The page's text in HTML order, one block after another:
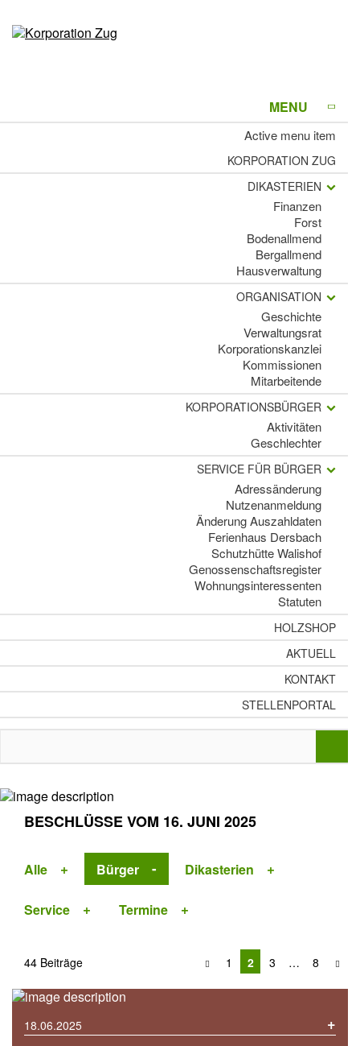
MENU
Active menu item
KORPORATION ZUG
DIKASTERIEN
Finanzen
Forst
Bodenallmend
Bergallmend
Hausverwaltung
ORGANISATION
Geschichte
Verwaltungsrat
Korporationskanzlei
Kommissionen
Mitarbeitende
KORPORATIONSBÜRGER
Aktivitäten
Geschlechter
SERVICE FÜR BÜRGER
Adressänderung
Nutzenanmeldung
Änderung Auszahldaten
Ferienhaus Dersbach
Schutzhütte Walishof
Genossenschaftsregister
Wohnungsinteressenten
Statuten
HOLZSHOP
AKTUELL
KONTAKT
STELLENPORTAL
BESCHLÜSSE VOM 16. JUNI 2025
Alle Bürger Dikasterien
Service Termine
44 Beiträge 1 2 3 … 8
18.06.2025 +